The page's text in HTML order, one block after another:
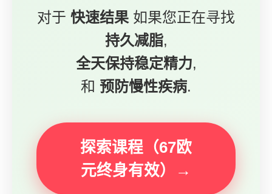
对于 快速结果如果您正在寻找
持久减脂,
全天保持稳定精力,
和 预防慢性疾病.
探索课程（67欧
元终身有效）→